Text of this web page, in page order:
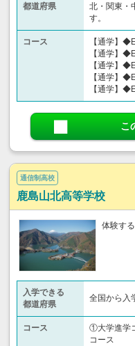
都道府県
北・関東・
す。
コース
【通学】
【通学】
【通学】
【通学】
【通学】
こ
通信制高校
鹿島山北高等学校
体験す
入学できる
都道府県
全国から入
コース
①大学進学
コース